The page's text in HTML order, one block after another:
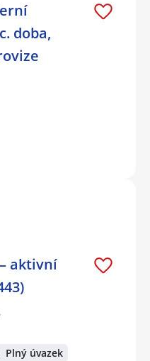
doba,
aktivní
Plný úvazek